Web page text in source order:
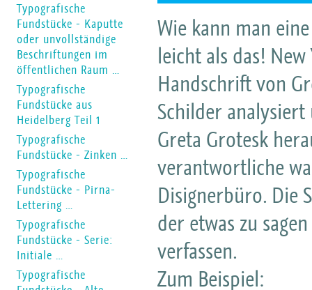
Wie kann man
leicht als das!
Handschrift von
Schilder
Greta Grotesk
verantwortliche
Disignerbüro. Die
der etwas zu
verfassen.
Zum Beispiel:
Typografische
Fundstücke - Kaputte
oder unvollständige
Beschriftungen im
öffentlichen Raum …
Typografische
Fundstücke aus
Heidelberg Teil 1
Typografische
Fundstücke - Zinken …
Typografische
Fundstücke - Pirna-
Lettering …
Typografische
Fundstücke - Serie:
Initiale …
Typografische